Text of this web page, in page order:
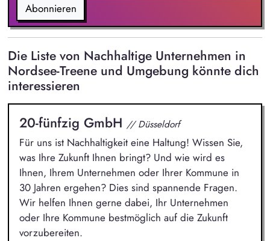
Abonnieren
Die Liste von Nachhaltige Unternehmen in
Nordsee-Treene und Umgebung könnte dich
interessieren
20-fünfzig GmbH // Düsseldorf
Für uns ist Nachhaltigkeit eine Haltung! Wissen Sie,
was Ihre Zukunft Ihnen bringt? Und wie wird es
Ihnen, Ihrem Unternehmen oder Ihrer Kommune in
30 Jahren ergehen? Dies sind spannende Fragen.
Wir helfen Ihnen gerne dabei, Ihr Unternehmen
oder Ihre Kommune bestmöglich auf die Zukunft
vorzubereiten.